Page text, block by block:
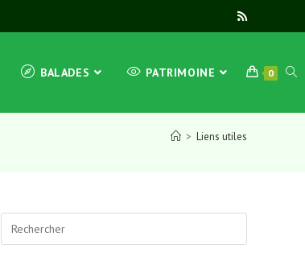
BALADES PATRIMOINE 0
> Liens utiles